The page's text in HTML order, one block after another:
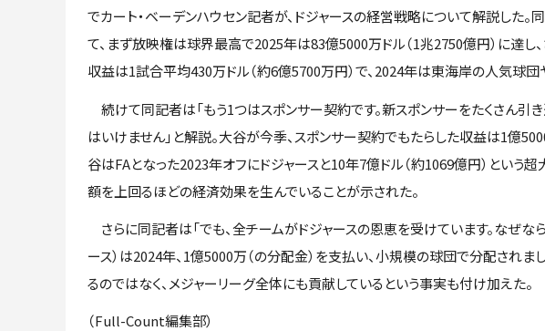
でカート・ベーデンハウセン記者が、ドジャースの経営戦略について解説した
て、まず放映権は球界最高で2025年は83億5000万ドル（1兆2750億円）に達し
収益は1試合平均430万ドル（約6億5700万円）で、2024年は東海岸の人気球団
続けて同記者は「もう1つはスポンサー契約です。新スポンサーをたくさん引
はいけません」と解説。大谷が今季、スポンサー契約でもたらした収益は1億
谷はFAとなった2023年オフにドジャースと10年7億ドル（約1069億円）という
額を上回るほどの経済効果を生んでいることが示された。
さらに同記者は「でも、全チームがドジャースの恩恵を受けています。なぜな
ース）は2024年、1億5000万（の分配金）を支払い、小規模の球団で分配され
るのではなく、メジャーリーグ全体にも貢献しているという事実も付け加えた。
（Full-Count編集部）